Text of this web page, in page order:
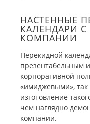
НАСТЕННЫЕ
КАЛЕНДАРИ
КОМПАНИИ
Перекидной
презентабельным
корпоративной
«имиджевыми», так
изготовление
чем наглядно
компании.